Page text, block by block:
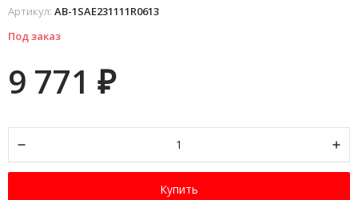
Артикул: AB-1SAE231111R0613
Под заказ
9 771 ₽
Купить